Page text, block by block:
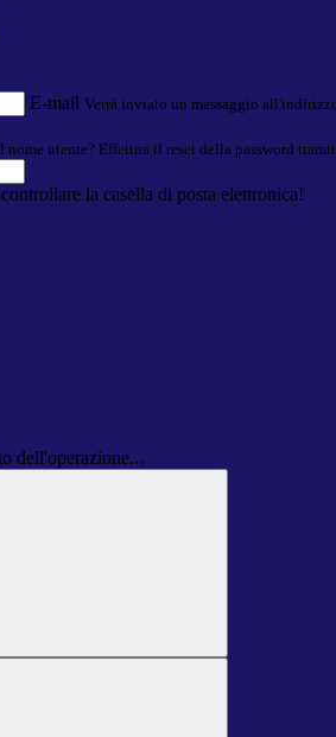
E-mail Verrà inviato un messaggio
nome utente? Effettua il reset della password
la casella di posta elettronica!
dell'operazione...